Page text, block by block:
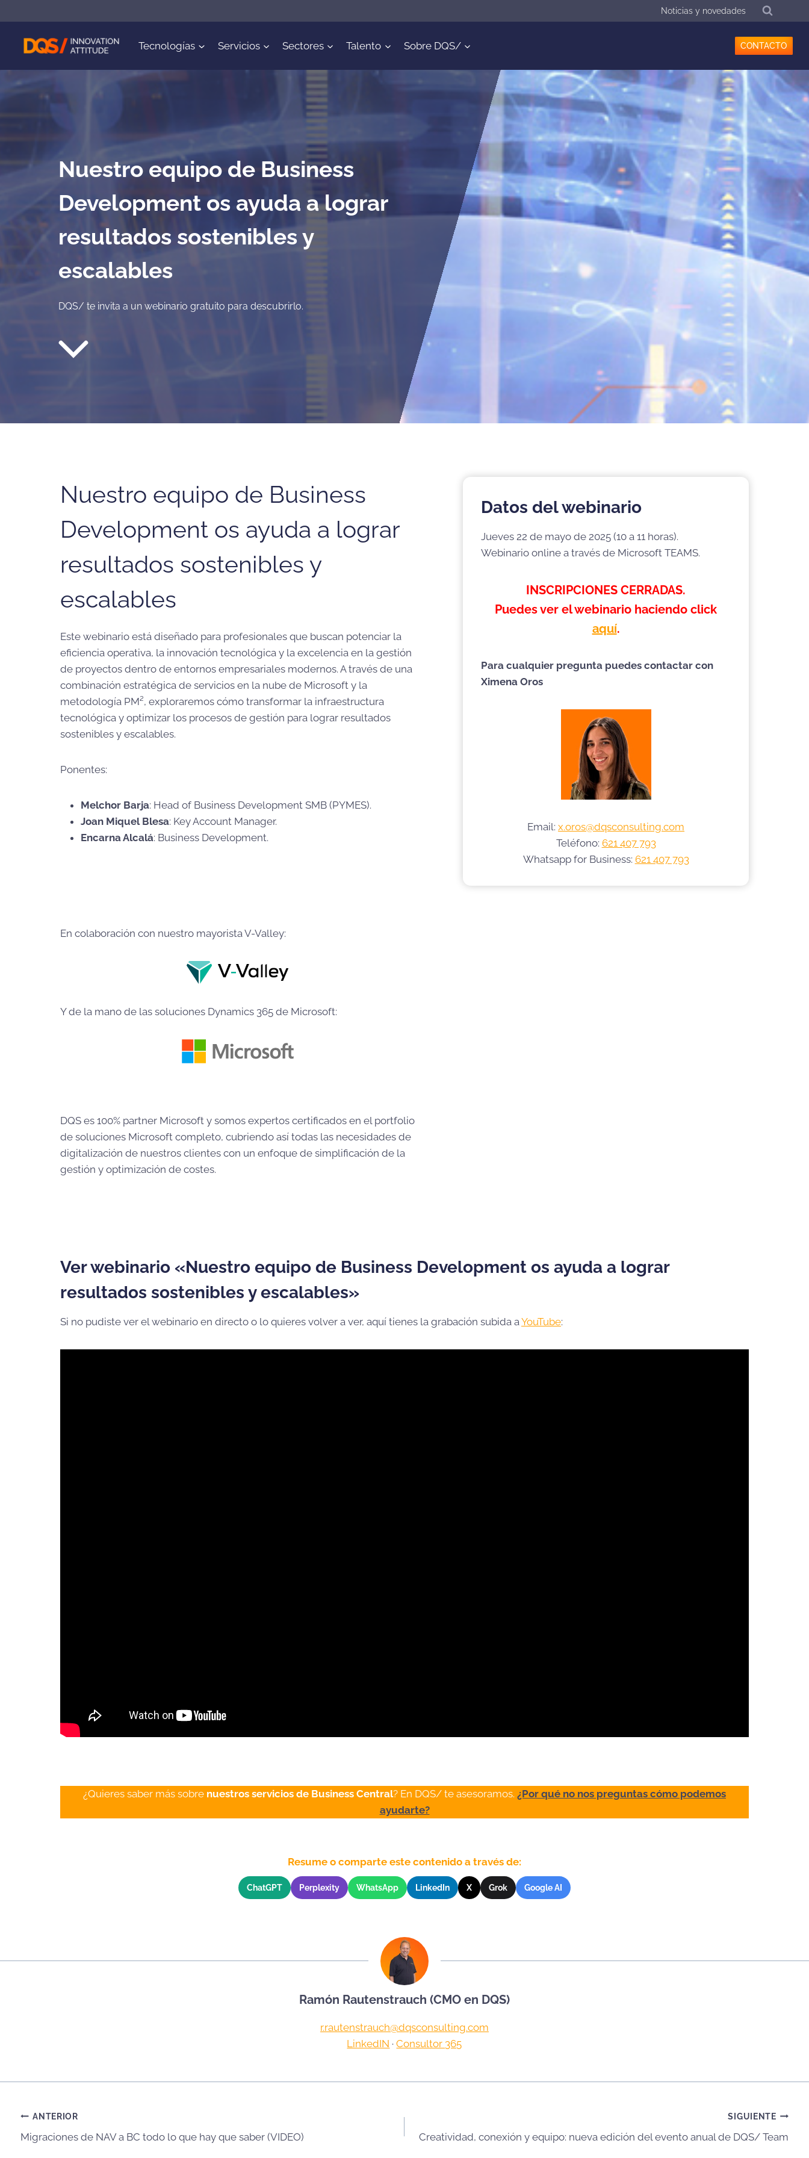
al
contenido
Noticias y novedades
Tecnologías Servicios Sectores Talento Sobre DQS/ CONTACTO
Nuestro equipo de Business
Development os ayuda a lograr
resultados sostenibles y
escalables
DQS/ te invita a un webinario gratuito para descubrirlo.
Nuestro equipo de Business
Development os ayuda a lograr
resultados sostenibles y
escalables
Este webinario está diseñado para profesionales que buscan potenciar la
eficiencia operativa, la innovación tecnológica y la excelencia en la gestión
de proyectos dentro de entornos empresariales modernos. A través de una
combinación estratégica de servicios en la nube de Microsoft y la
metodología PM², exploraremos cómo transformar la infraestructura
tecnológica y optimizar los procesos de gestión para lograr resultados
sostenibles y escalables.
Ponentes:
Melchor Barja: Head of Business Development SMB (PYMES).
Joan Miquel Blesa: Key Account Manager.
Encarna Alcalá: Business Development.
En colaboración con nuestro mayorista V-Valley:
Y de la mano de las soluciones Dynamics 365 de Microsoft:
DQS es 100% partner Microsoft y somos expertos certificados en el portfolio
de soluciones Microsoft completo, cubriendo así todas las necesidades de
digitalización de nuestros clientes con un enfoque de simplificación de la
gestión y optimización de costes.
Datos del webinario
Jueves 22 de mayo de 2025 (10 a 11 horas).
Webinario online a través de Microsoft TEAMS.
INSCRIPCIONES CERRADAS.
Puedes ver el webinario haciendo click
aquí.
Para cualquier pregunta puedes contactar con
Ximena Oros
Email:x.oros@dqsconsulting.com
Teléfono: 621 407 793
Whatsapp for Business: 621 407 793
Ver webinario «Nuestro equipo de Business Development os ayuda a lograr
resultados sostenibles y escalables»
Si no pudiste ver el webinario en directo o lo quieres volver a ver, aquí tienes la grabación subida a YouTube:
¿Quieres saber más sobre nuestros servicios de Business Central? En DQS/ te asesoramos. ¿Por qué no nos preguntas cómo podemos
ayudarte?
Resume o comparte este contenido a través de:
ChatGPT Perplexity WhatsApp LinkedIn X Grok Google AI
Ramón Rautenstrauch (CMO en DQS)
r.rautenstrauch@dqsconsulting.com
LinkedIN ·Consultor 365
Navegación
ANTERIOR
Migraciones de NAV a BC todo lo que hay que saber (VIDEO)
SIGUIENTE
Creatividad, conexión y equipo: nueva edición del evento anual de DQS/ Team